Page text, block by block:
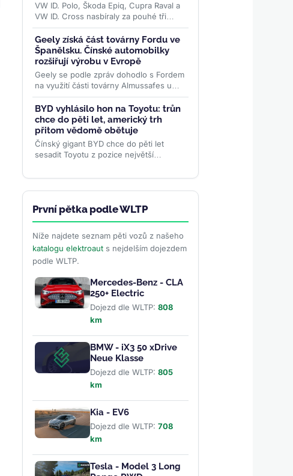
VW ID. Polo, Škoda Epiq, Cupra Raval a
VW ID. Cross nasbíraly za pouhé tři
měsíce přes 70 000 objednávek. Levná
rodina elektromobilů...>>
Geely získá část továrny Fordu ve
Španělsku. Čínské automobilky
rozšiřují výrobu v Evropě
Geely se podle zpráv dohodlo s Fordem
na využití části továrny Almussafes u
Valencie. Výroba v Evropě může obejít
cla, zachránit kapacity...>>
BYD vyhlásilo hon na Toyotu: trůn
chce do pěti let, americký trh
přitom vědomě obětuje
Čínský gigant BYD chce do pěti let
sesadit Toyotu z pozice největší
viceprezidentky Stelly Li k tomu...>>
První pětka podle WLTP
Níže najdete seznam pěti vozů z našeho
katalogu elektroauts nejdelším dojezdem
podle WLTP.
Mercedes-Benz - CLA
250+ Electric
Dojezd dle WLTP: 808
km
BMW - iX3 50 xDrive
Neue Klasse
Dojezd dle WLTP: 805
km
Kia - EV6
Dojezd dle WLTP: 708
km
Tesla - Model 3 Long